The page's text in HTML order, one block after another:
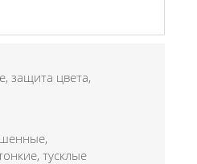
защита цвета,
тусклые